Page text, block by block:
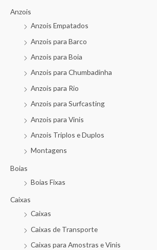
Anzois
Anzois Empatados
Anzois para Barco
Anzois para Boia
Anzois para Chumbadinha
Anzois para Rio
Anzois para Surfcasting
Anzois para Vinis
Anzois Triplos e Duplos
Montagens
Boias
Boias Fixas
Caixas
Caixas
Caixas de Transporte
Caixas para Amostras e Vinis